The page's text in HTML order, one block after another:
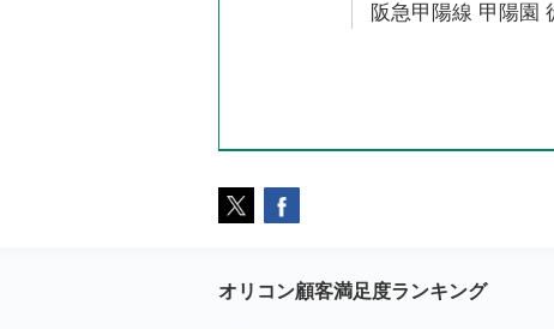
阪急甲陽線 甲陽園
オリコン顧客満足度ランキング